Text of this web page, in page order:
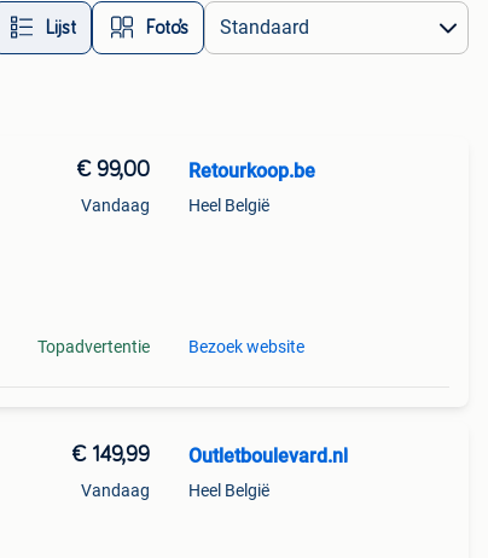
Lijst Foto’s
€ 99,00
Vandaag
Topadvertentie
Retourkoop.be
Heel België
Bezoek website
€ 149,99
Vandaag
Outletboulevard.nl
Heel België